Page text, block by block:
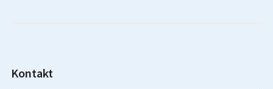
Kontakt